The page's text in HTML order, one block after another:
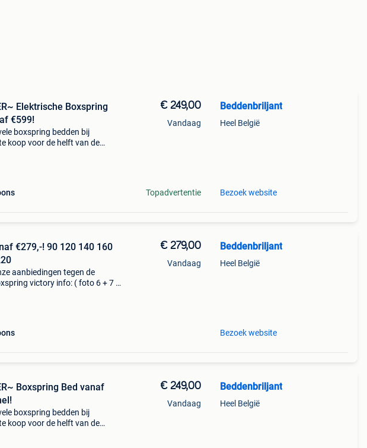
Elektrische Boxspring
€599!
boxspring bedden bij
koop voor de helft van de
€ 249,00
Vandaag
Topadvertentie
Beddenbriljant
Heel België
Bezoek website
€279,-! 90 120 140 160
aanbiedingen tegen de
victory info: ( foto 6 + 7 )
€ 279,00
Vandaag
Beddenbriljant
Heel België
Bezoek website
Boxspring Bed vanaf
boxspring bedden bij
koop voor de helft van de
€ 249,00
Vandaag
Beddenbriljant
Heel België